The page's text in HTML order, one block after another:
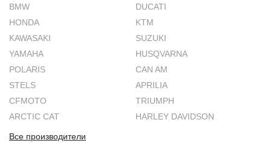
BMW
DUCATI
HONDA
KTM
KAWASAKI
SUZUKI
YAMAHA
HUSQVARNA
POLARIS
CAN AM
STELS
APRILIA
CFMOTO
TRIUMPH
ARCTIC CAT
HARLEY DAVIDSON
Все производители